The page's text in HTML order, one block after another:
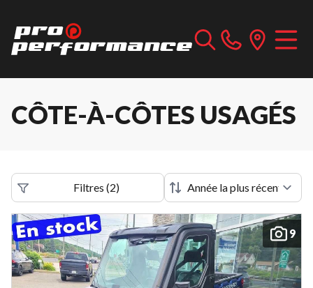
CÔTE-À-CÔTES USAGÉS
Filtres (2)
9